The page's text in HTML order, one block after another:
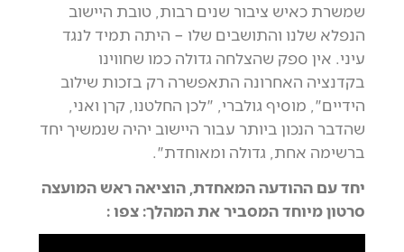
שמשרת כאיש ציבור שנים רבות, טובת היישוב
הנפלא שלנו והתושבים שלו – היתה תמיד לנגד
עיני. אין ספק שהצלחה גדולה כמו שחווינו
בקדנציה האחרונה התאפשרה רק בזכות שילוב
הידיים", מוסיף גולברי, "לכן החלטנו, קרן ואני,
שהדבר הנכון ביותר עבור היישוב יהיה שנמשיך יחד
ברשימה אחת, גדולה ומאוחדת".
יחד עם ההודעה המאחדת, הוציאה ראש המועצה
סרטון מיוחד המסביר את המהלך: צפו :